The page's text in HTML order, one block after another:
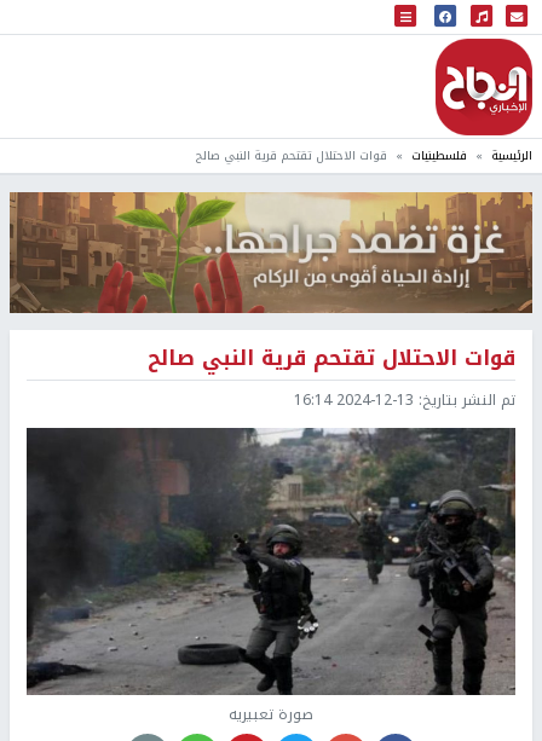
البث المباشر
إذاعة النجاح
الرئيسية فلسطينيات قوات الاحتلال تقتحم قرية النبي صالح
قوات الاحتلال تقتحم قرية النبي صالح
تم النشر بتاريخ: 2024-12-13 16:14
صورة تعبيريه